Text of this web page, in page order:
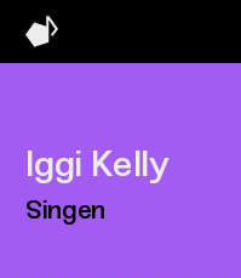
Iggi Kelly
Singen